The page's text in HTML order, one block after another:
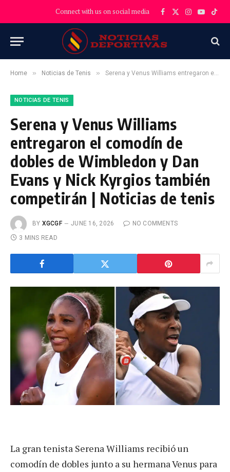
Connect with us on social media Facebook
X
Instagram
YouTube
Home » Noticias de Tenis » Serena y Venus Williams entregaron el comodín de dobles de Wimbledon y Dan Evans y Nick Kyrgios también competirán | Noticias de tenis
NOTICIAS DE TENIS
Serena y Venus Williams
entregaron el comodín de
dobles de Wimbledon y Dan
Evans y Nick Kyrgios también
competirán | Noticias de tenis
BY XGCGF JUNE 16, 2026
NO COMMENTS
3 MINS READ
La gran tenista Serena Williams recibió un
comodín de dobles junto a su hermana Venus para